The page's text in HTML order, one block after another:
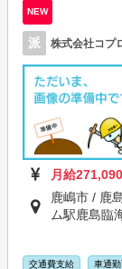
NEW
派 株式会社コプ
月給
鹿嶋市 / 鹿
ム駅鹿島臨
交通費支給 車通